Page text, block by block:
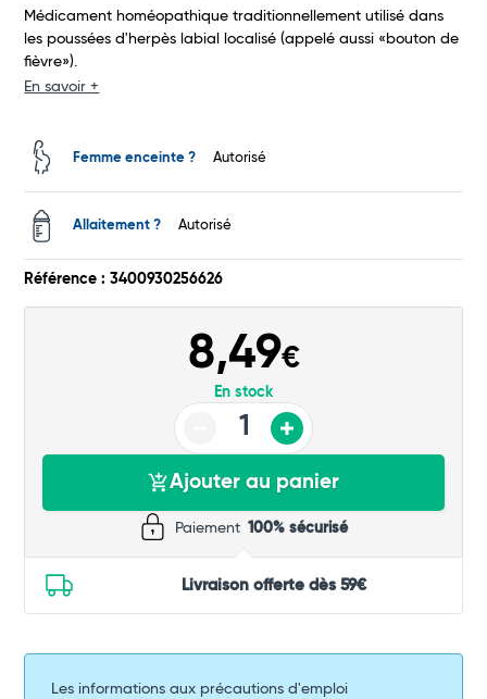
Total
Médicament homéopathique traditionnellement utilisé dans
les poussées d'herpès labial localisé (appelé aussi «bouton de
fièvre»).
En savoir +
Femme enceinte ? Autorisé
Allaitement ? Autorisé
Référence : 3400930256626
8,49€
En stock
Ajouter au panier
Paiement 100% sécurisé
Livraison offerte dès 59€
Les informations aux précautions d'emploi